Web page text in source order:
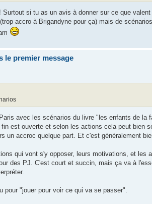
si tu as un avis à donner sur ce que
accro à Brigandyne pour ça) mais de
le premier message
avec les scénarios du livre "les enfants de la
est ouverte et selon les actions cela peut bien
un accroc quelque part. Et c'est généralement
qui vont s'y opposer, leurs motivations, et les
des PJ. C'est court et succin, mais ça va à
pour "jouer pour voir ce qui va se passer".